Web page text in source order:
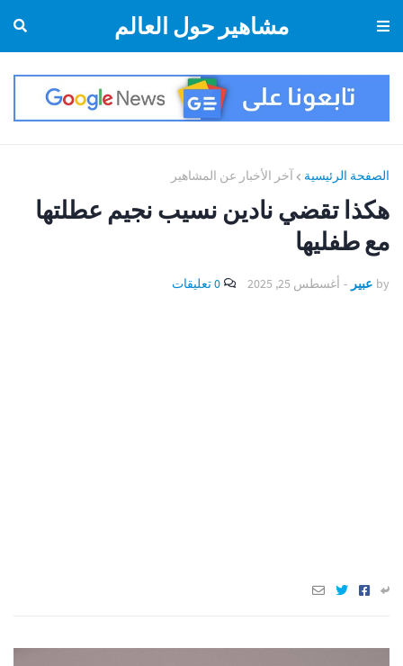
مشاهير حول العالم
الصفحة الرئيسية آخر الأخبار عن المشاهير
هكذا تقضي نادين نسيب نجيم عطلتها
مع طفليها
by عبير - أغسطس 25, 2025 0 تعليقات